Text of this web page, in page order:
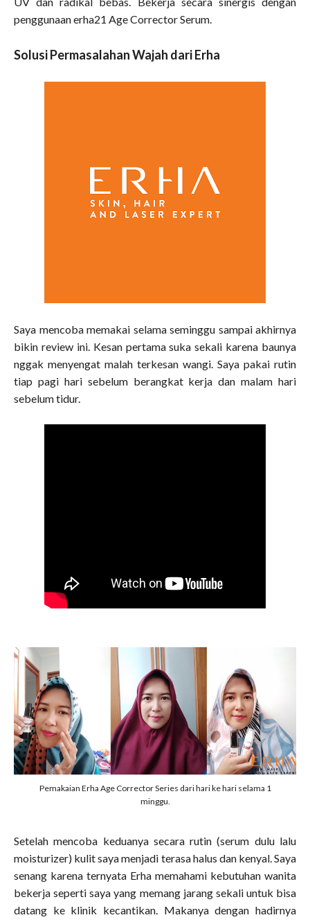
penggunaan erha21 Age Corrector Serum.
Solusi Permasalahan Wajah dari Erha
Saya mencoba memakai selama seminggu sampai akhirnya
bikin review ini. Kesan pertama suka sekali karena baunya
nggak menyengat malah terkesan wangi. Saya pakai rutin
tiap pagi hari sebelum berangkat kerja dan malam hari
sebelum tidur.
Pemakaian Erha Age Corrector Series dari hari ke hari selama 1
minggu.
Setelah mencoba keduanya secara rutin (serum dulu lalu
moisturizer) kulit saya menjadi terasa halus dan kenyal. Saya
senang karena ternyata Erha memahami kebutuhan wanita
bekerja seperti saya yang memang jarang sekali untuk bisa
datang ke klinik kecantikan. Makanya dengan hadirnya